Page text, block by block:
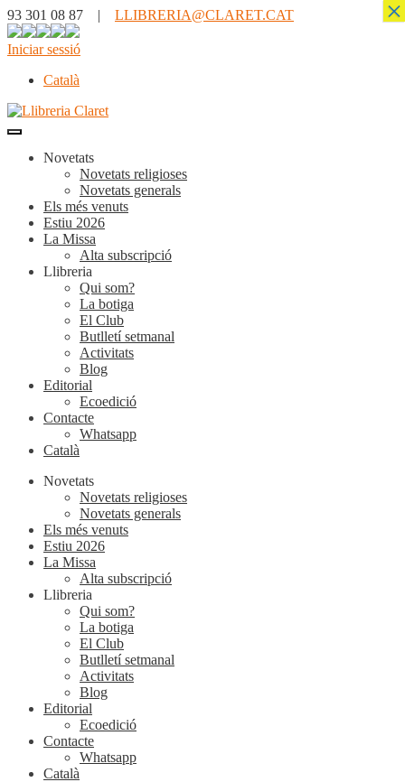
93 301 08 87 | LLIBRERIA@CLARET.CAT
Iniciar sessió
Català
Novetats
Novetats religioses
Novetats generals
Els més venuts
Estiu 2026
La Missa
Alta subscripció
Llibreria
Qui som?
La botiga
El Club
Butlletí setmanal
Activitats
Blog
Editorial
Ecoedició
Contacte
Whatsapp
Català
Novetats
Novetats religioses
Novetats generals
Els més venuts
Estiu 2026
La Missa
Alta subscripció
Llibreria
Qui som?
La botiga
El Club
Butlletí setmanal
Activitats
Blog
Editorial
Ecoedició
Contacte
Whatsapp
Català
×